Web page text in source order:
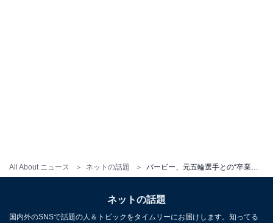
All About ニュース ネットの話題 バービー、元五輪選手との“卒業生と顧問”ショットに反響！ 「ツボりました」「顧問感が的確すぎる」
ネットの話題
国内外のSNSで話題の人＆トピックをタイムリーにお届けします。知ってる